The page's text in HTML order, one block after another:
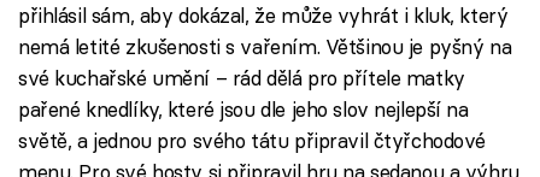
přihlásil sám, aby dokázal, že může vyhrát i kluk, který
nemá letité zkušenosti s vařením. Většinou je pyšný na
své kuchařské umění – rád dělá pro přítele matky
pařené knedlíky, které jsou dle jeho slov nejlepší na
světě, a jednou pro svého tátu připravil čtyřchodové
menu. Pro své hosty si připravil hru na sedanou a výhru